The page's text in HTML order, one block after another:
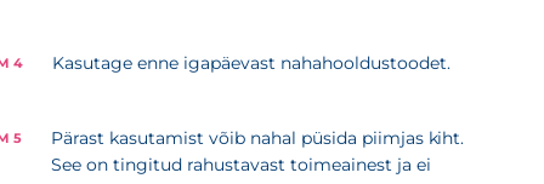
4 Kasutage enne igapäevast nahahooldustoodet.
5
Pärast kasutamist võib nahal püsida piimjas kiht.
See on tingitud rahustavast toimeainest ja ei